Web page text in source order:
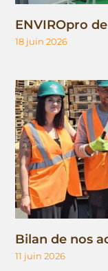
ENVIROpro
18 juin 2026
Bilan de nos
11 juin 2026